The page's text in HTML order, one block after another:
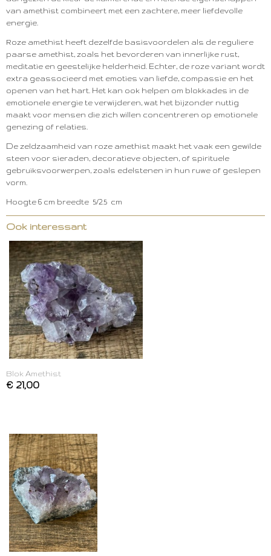
van amethist combineert met een zachtere, meer liefdevolle
energie.
Roze amethist heeft dezelfde basisvoordelen als de reguliere
paarse amethist, zoals het bevorderen van innerlijke rust,
meditatie en geestelijke helderheid. Echter, de roze variant wordt
extra geassocieerd met emoties van liefde, compassie en het
openen van het hart. Het kan ook helpen om blokkades in de
emotionele energie te verwijderen, wat het bijzonder nuttig
maakt voor mensen die zich willen concentreren op emotionele
genezing of relaties.
De zeldzaamheid van roze amethist maakt het vaak een gewilde
steen voor sieraden, decoratieve objecten, of spirituele
gebruiksvoorwerpen, zoals edelstenen in hun ruwe of geslepen
vorm.
Hoogte 6 cm breedte 5/2.5 cm
Ook interessant
Blok Amethist
€ 21,00